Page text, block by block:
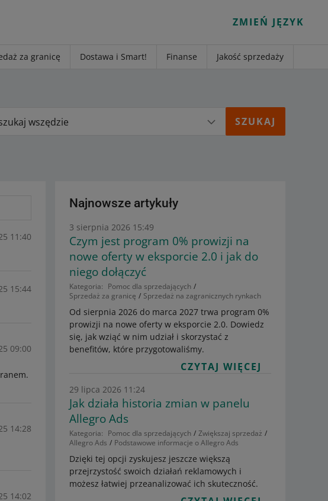
ZMIEŃ JĘZYK
za granicę Dostawa i Smart! Finanse Jakość sprzedaży
wszędzie
11:40
15:44
09:00
14:28
14:02
Najnowsze artykuły
3 sierpnia 2026 15:49
Czym jest program 0% prowizji na
nowe oferty w eksporcie 2.0 i jak do
niego dołączyć
Kategoria: Pomoc dla sprzedających
Sprzedaż za granicę
Sprzedaż na zagranicznych rynkach
Od sierpnia 2026 do marca 2027 trwa program 0%
prowizji na nowe oferty w eksporcie 2.0. Dowiedz
się, jak wziąć w nim udział i skorzystać z
benefitów, które przygotowaliśmy.
CZYTAJ WIĘCEJ
29 lipca 2026 11:24
Jak działa historia zmian w panelu
Allegro Ads
Kategoria: Pomoc dla sprzedających
Zwiększaj sprzedaż
Allegro Ads
Podstawowe informacje o Allegro Ads
Dzięki tej opcji zyskujesz jeszcze większą
przejrzystość swoich działań reklamowych i
możesz łatwiej przeanalizować ich skuteczność.